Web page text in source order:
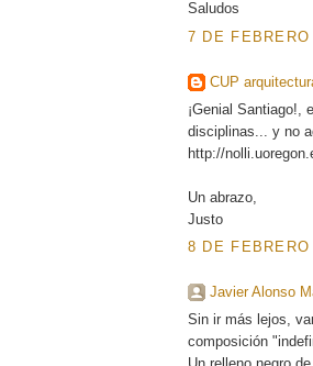
Saludos
7 DE
CUP
¡Genial Santiago!,
disciplinas... y no
http://
Un abrazo,
Justo
8 DE
Javier Alonso
Sin ir más lejos,
composición